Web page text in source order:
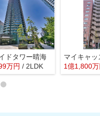
ドタワー晴海
万円 / 2LDK 1億1,800万